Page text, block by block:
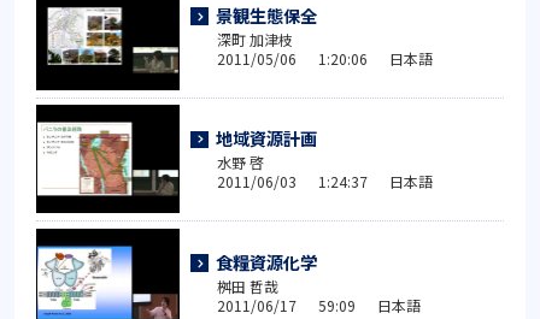
景観生態保全
深町 加津枝
2011/05/06 1:20:06 日本語
地域資源計画
水野 啓
2011/06/03 1:24:37 日本語
食糧資源化学
桝田 哲哉
2011/06/17 59:09 日本語